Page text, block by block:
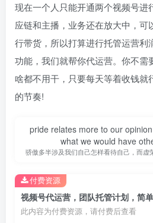
现在一个人只能开通两个视频号进
应链和主播，业务还在放大中，可
行带货，所以打算进行托管运营利
功能，我们就帮你代运营。你不需
啥都不用干，只要每天等着收钱就
的节奏!
pride relates more to our
what we would have
骄傲多半涉及我们自己怎样看待自己，而虚
此内容为付费资源，请付费后查看
付费资源